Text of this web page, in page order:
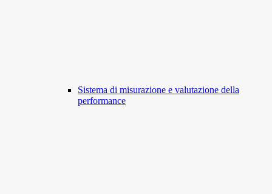
Sistema di misurazione e valutazione della
performance